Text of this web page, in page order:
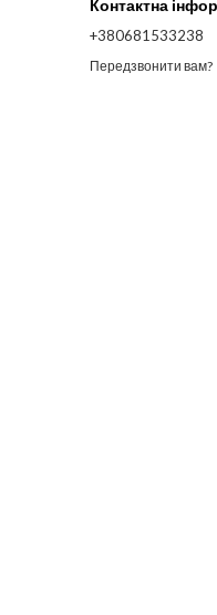
Контактна
+380681533238
Передзвонити вам?